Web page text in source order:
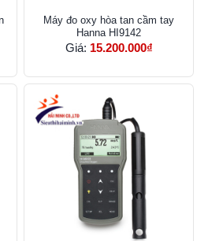
Máy đo oxy hòa tan cầm tay
Hanna HI9142
Giá: 15.200.000₫